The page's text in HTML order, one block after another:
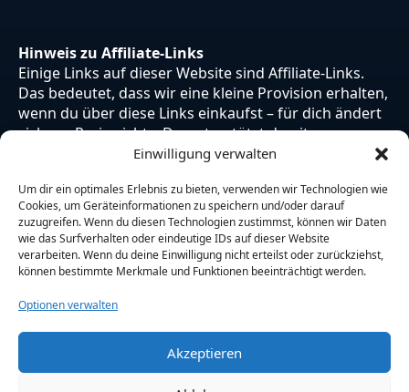
Einwilligung verwalten
Um dir ein optimales Erlebnis zu bieten, verwenden wir Technologien wie
Cookies, um Geräteinformationen zu speichern und/oder darauf
zuzugreifen. Wenn du diesen Technologien zustimmst, können wir Daten
wie das Surfverhalten oder eindeutige IDs auf dieser Website
verarbeiten. Wenn du deine Einwilligung nicht erteilst oder zurückziehst,
können bestimmte Merkmale und Funktionen beeinträchtigt werden.
Optionen verwalten
Akzeptieren
Hinweis zu Affiliate-Links
Einige Links auf dieser Website sind Affiliate-Links.
Das bedeutet, dass wir eine kleine Provision erhalten,
wenn du über diese Links einkaufst – für dich ändert
sich am Preis nichts. Du unterstützt damit unsere
Arbeit. Vielen Dank dafür!
© 2026 Otaku Japan. Alle Rechte vorbehalten.